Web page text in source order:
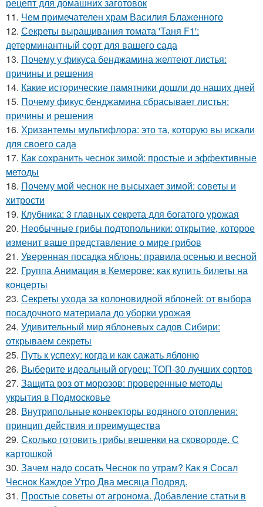
11. Чем примечателен храм Василия Блаженного
12. Секреты выращивания томата 'Таня F1':
детерминантный сорт для вашего сада
13. Почему у фикуса бенджамина желтеют листья:
причины и решения
14. Какие исторические памятники дошли до наших дней
15. Почему фикус бенджамина сбрасывает листья:
причины и решения
16. Хризантемы мультифлора: это та, которую вы искали
для своего сада
17. Как сохранить чеснок зимой: простые и эффективные
методы
18. Почему мой чеснок не высыхает зимой: советы и
хитрости
19. Клубника: 3 главных секрета для богатого урожая
20. Необычные грибы подтопольники: открытие, которое
изменит ваше представление о мире грибов
21. Уверенная посадка яблонь: правила осенью и весной
22. Группа Анимация в Кемерове: как купить билеты на
концерты
23. Секреты ухода за колоновидной яблоней: от выбора
посадочного материала до уборки урожая
24. Удивительный мир яблоневых садов Сибири:
открываем секреты
25. Путь к успеху: когда и как сажать яблоню
26. Выберите идеальный огурец: ТОП-30 лучших сортов
27. Защита роз от морозов: проверенные методы
укрытия в Подмосковье
28. Внутрипольные конвекторы водяного отопления:
принцип действия и преимущества
29. Сколько готовить грибы вешенки на сковороде. С
картошкой
30. Зачем надо сосать Чеснок по утрам? Как я Сосал
Чеснок Каждое Утро Два месяца Подряд.
31. Простые советы от агронома. Добавление статьи в